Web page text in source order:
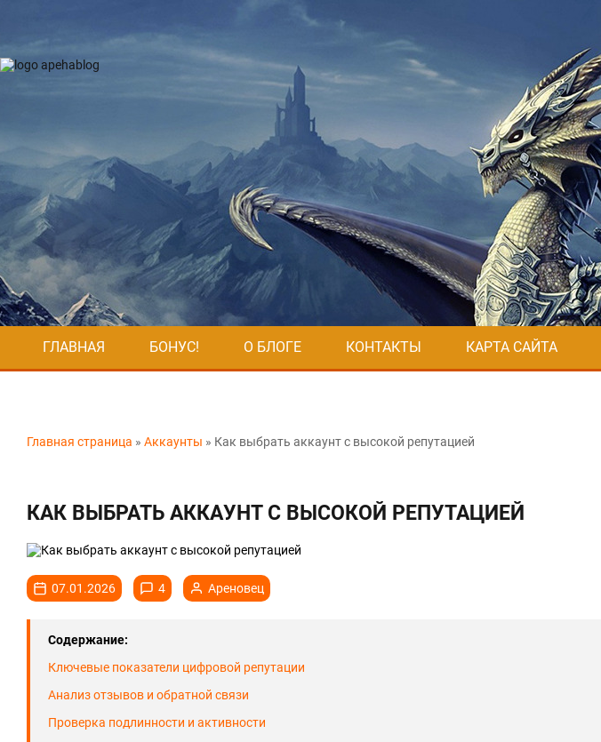
ГЛАВНАЯ БОНУС! О БЛОГЕ КОНТАКТЫ КАРТА САЙТА
Главная страница » Аккаунты » Как выбрать аккаунт с высокой репутацией
КАК ВЫБРАТЬ АККАУНТ С ВЫСОКОЙ РЕПУТАЦИЕЙ
07.01.2026 4 Ареновец
Содержание:
Ключевые показатели цифровой репутации
Анализ отзывов и обратной связи
Проверка подлинности и активности